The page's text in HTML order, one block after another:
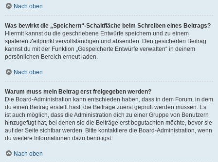
Nach oben
Was bewirkt die „Speichern“-Schaltfläche beim Schreiben eines Beitrags?
Hiermit kannst du die geschriebene Entwürfe speichern und zu einem
späteren Zeitpunkt vervollständigen und absenden. Den gesicherten Beitrag
kannst du mit der Funktion „Gespeicherte Entwürfe verwalten“ in deinem
persönlichen Bereich erneut laden.
Nach oben
Warum muss mein Beitrag erst freigegeben werden?
Die Board-Administration kann entschieden haben, dass in dem Forum, in dem
du einen Beitrag erstellt hast, die Beiträge zuerst geprüft werden müssen. Es
ist auch möglich, dass die Administration dich zu einer Gruppe von Benutzern
hinzugefügt hat, bei denen sie die Beiträge erst begutachten möchte, bevor sie
auf der Seite sichtbar werden. Bitte kontaktiere die Board-Administration, wenn
du weitere Informationen dazu benötigst.
Nach oben